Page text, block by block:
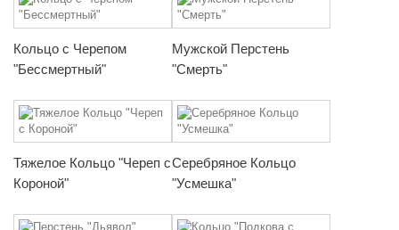
Кольцо с Черепом
"Бессмертный"
Мужской Перстень
"Смерть"
Тяжелое Кольцо "Череп с
Короной"
Серебряное Кольцо
"Усмешка"